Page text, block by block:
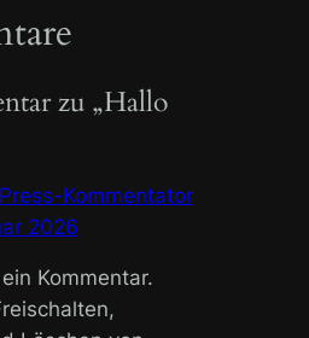
zu „Hallo
Kommentator
2026
Kommentar.